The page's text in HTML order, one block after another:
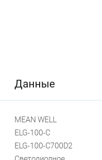
Данные
MEAN WELL
ELG-100-C
ELG-100-C700D2